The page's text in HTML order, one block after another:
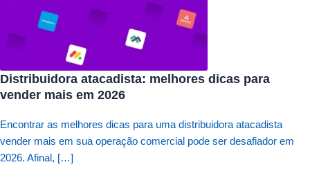
Distribuidora atacadista: melhores dicas para
vender mais em 2026
Encontrar as melhores dicas para uma distribuidora atacadista
vender mais em sua operação comercial pode ser desafiador em
2026. Afinal, […]